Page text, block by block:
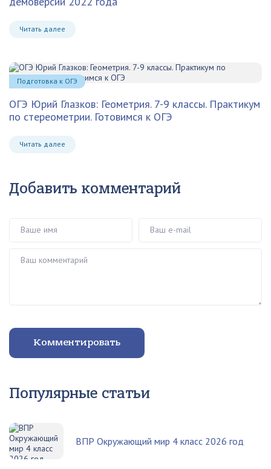
Читать далее
ОГЭ Юрий Глазков: Геометрия. 7-9 классы. Практикум
по стереометрии. Готовимся к ОГЭ
Читать далее
Подготовка к ОГЭ
Добавить комментарий
Комментировать
Популярные статьи
ВПР Окружающий мир 4 класс 2026 год